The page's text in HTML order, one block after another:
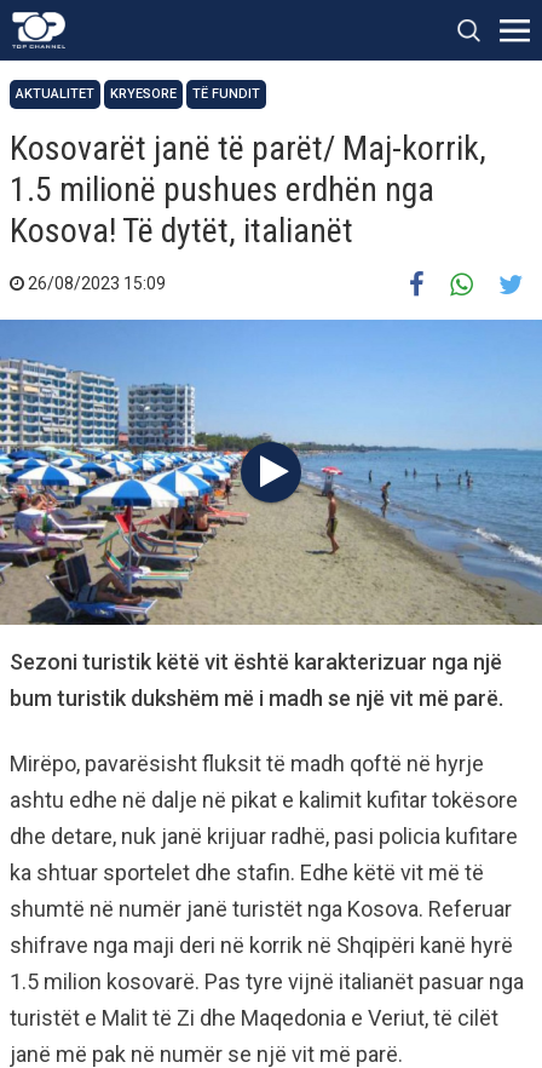
AKTUALITET KRYESORE TË FUNDIT
Kosovarët janë të parët/ Maj-korrik,
1.5 milionë pushues erdhën nga
Kosova! Të dytët, italianët
26/08/2023 15:09
Sezoni turistik këtë vit është karakterizuar nga një
bum turistik dukshëm më i madh se një vit më parë.
Mirëpo, pavarësisht fluksit të madh qoftë në hyrje
ashtu edhe në dalje në pikat e kalimit kufitar tokësore
dhe detare, nuk janë krijuar radhë, pasi policia kufitare
ka shtuar sportelet dhe stafin. Edhe këtë vit më të
shumtë në numër janë turistët nga Kosova. Referuar
shifrave nga maji deri në korrik në Shqipëri kanë hyrë
1.5 milion kosovarë. Pas tyre vijnë italianët pasuar nga
turistët e Malit të Zi dhe Maqedonia e Veriut, të cilët
janë më pak në numër se një vit më parë.